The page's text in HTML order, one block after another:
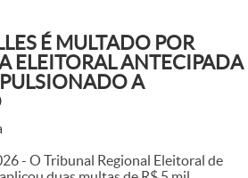
É MULTADO POR
ELEITORAL ANTECIPADA
A
- O Tribunal Regional Eleitoral de